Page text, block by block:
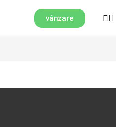
vânzare